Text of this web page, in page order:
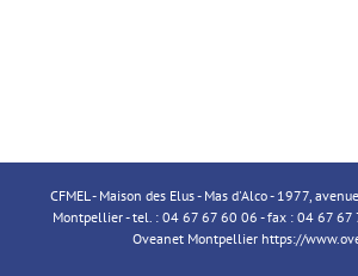
CFMEL - Maison des Elus - Mas d'Alco - 1977,
Montpellier - tel. : 04 67 67 60 06 - fax : 04 67
Oveanet Montpellier https://